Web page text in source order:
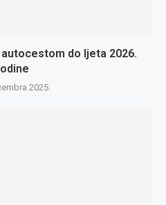
do ljeta 2026.
2025.